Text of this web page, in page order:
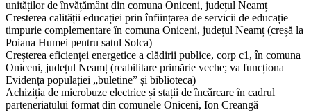
unităților de învățământ din comuna Oniceni, județul Neamț
Cresterea calității educației prin înființarea de servicii de educație
timpurie complementare în comuna Oniceni, județul Neamț (creșă la
Poiana Humei pentru satul Solca)
Creșterea eficienței energetice a clădirii publice, corp c1, în comuna
Oniceni, județul Neamț (reabilitare primărie veche; va funcționa
Evidența populației „buletine” și biblioteca)
Achiziția de microbuze electrice și stații de încărcare în cadrul
parteneriatului format din comunele Oniceni, Ion Creangă